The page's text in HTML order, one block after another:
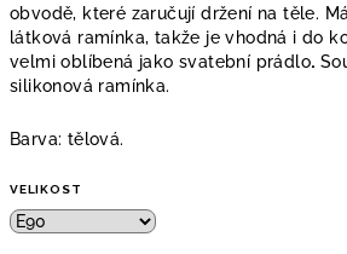
obvodě, které zaručují držení na těle.
látková ramínka, takže je vhodná i do
velmi oblíbená jako svatební prádlo.
silikonová ramínka.
Barva: tělová.
VELIKOST